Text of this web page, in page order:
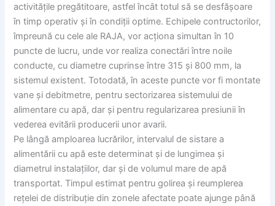
activitățile pregătitoare, astfel încât totul să se desfășoare
în timp operativ și în condiții optime. Echipele contructorilor,
împreună cu cele ale RAJA, vor acționa simultan în 10
puncte de lucru, unde vor realiza conectări între noile
conducte, cu diametre cuprinse între 315 și 800 mm, la
sistemul existent. Totodată, în aceste puncte vor fi montate
vane și debitmetre, pentru sectorizarea sistemului de
alimentare cu apă, dar și pentru regularizarea presiunii în
vederea evitării producerii unor avarii.
Pe lângă amploarea lucrărilor, intervalul de sistare a
alimentării cu apă este determinat și de lungimea și
diametrul instalațiilor, dar și de volumul mare de apă
transportat. Timpul estimat pentru golirea și reumplerea
rețelei de distribuție din zonele afectate poate ajunge până